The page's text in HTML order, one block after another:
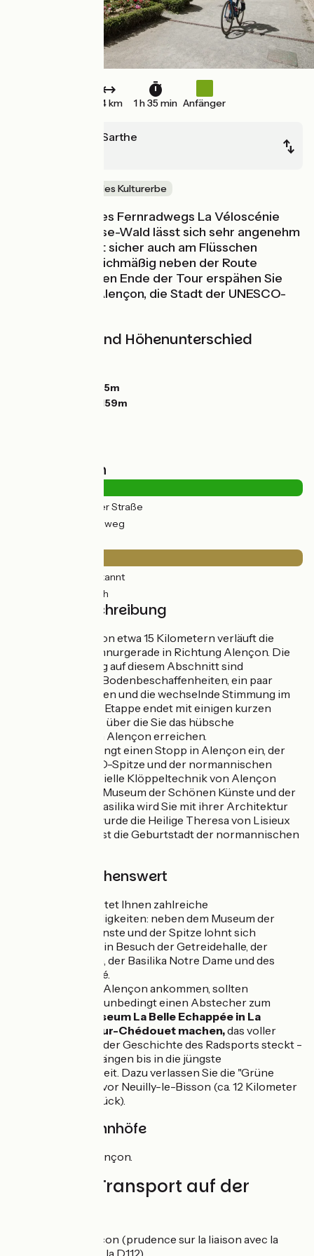
24 km 1 h 35 min Anfänger
Le Mêle-sur-Sarthe
Natur & regionales Kulturerbe
Diese Etappe des Fernradwegs La Véloscénie
durch den Bourse-Wald lässt sich sehr angenehm
fahren. Das liegt sicher auch am Flüsschen
Vésone, das gleichmäßig neben der Route
plätschert. Gegen Ende der Tour erspähen Sie
hinter Feldern Alençon, die Stadt der UNESCO-
Steigungen und Höhenunterschied
135m
159m
Straßentypen
(14%) Auf der Straße
(86%) Radweg
(15%) Unbekannt
(85%) Rauh
Streckenbeschreibung
Auf einer Länge von etwa 15 Kilometern verläuft die
"Grüne Route" schnurgerade in Richtung Alençon. Die
einzige Ablenkung auf diesem Abschnitt sind
unterschiedliche Bodenbeschaffenheiten, ein paar
Straßenkreuzungen und die wechselnde Stimmung im
Bourse-Wald. Die Etappe endet mit einigen kurzen
Straßenpassagen, über die Sie das hübsche
Stadtzentrum von Alençon erreichen.
Planen Sie unbedingt einen Stopp in Alençon ein, der
Stadt der UNESCO-Spitze und der normannischen
Herzöge. Die spezielle Klöppeltechnik von Alençon
entdecken Sie im Museum der Schönen Künste und der
Spitze. Auch die Basilika wird Sie mit ihrer Architektur
begeistern. Hier wurde die Heilige Theresa von Lisieux
getauft, Alençon ist die Geburtstadt der normannischen
Besonders sehenswert
bietet Ihnen zahlreiche
Sehenswürdigkeiten: neben dem Museum der
Schönen Künste und der Spitze lohnt sich
besonders ein Besuch der Getreidehalle, der
Parkanlagen, der Basilika Notre Dame und des
Maison d'Ozé.
Bevor Sie in Alençon ankommen, sollten
Fahrradfans unbedingt einen Abstecher zum
Fahrradmuseum La Belle Echappée in La
Fresnaye-sur-Chédouet machen,das voller
Schätze aus der Geschichte des Radsports steckt -
von den Anfängen bis in die jüngste
Vergangenheit. Dazu verlassen Sie die "Grüne
Route" kurz vor Neuilly-le-Bisson (ca. 12 Kilometer
hin- und zurück).
Züge und Bahnhöfe
Bahnhof Alençon.
Züge und Transport auf der
Gare d'Alençon (prudence sur la liaison avec la
traversée de la D112)